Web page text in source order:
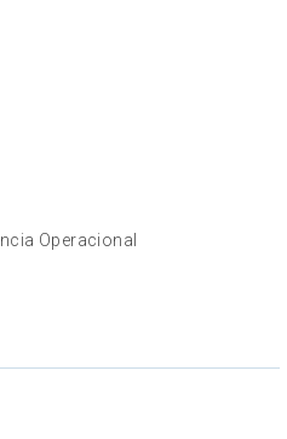
Operacional